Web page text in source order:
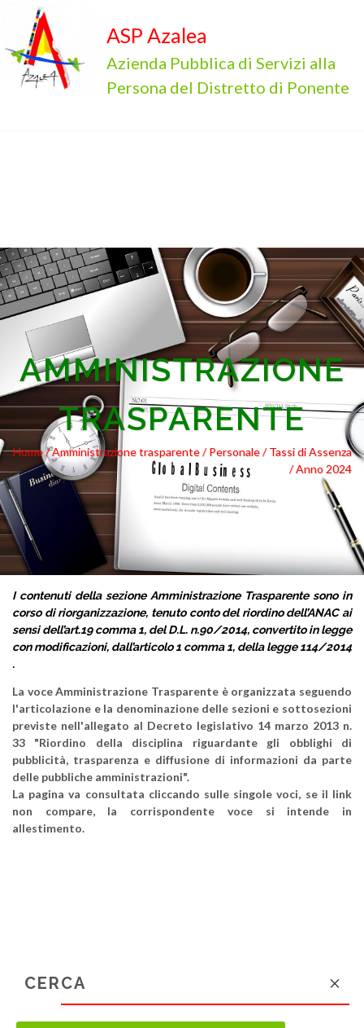
ASP Azalea
Azienda Pubblica di Servizi alla
Persona del Distretto di Ponente
AMMINISTRAZIONE
TRASPARENTE
Home /Amministrazione trasparente/ Personale/ Tassi di Assenza
/ Anno 2024
I contenuti della sezione Amministrazione Trasparente sono in
corso di riorganizzazione, tenuto conto del riordino dell’ANAC ai
sensi dell’art.19 comma 1, del D.L. n.90/2014, convertito in legge
con modificazioni, dall’articolo 1 comma 1, della legge 114/2014
.
La voce Amministrazione Trasparente è organizzata seguendo
l'articolazione e la denominazione delle sezioni e sottosezioni
previste nell'allegato al Decreto legislativo 14 marzo 2013 n.
33 "Riordino della disciplina riguardante gli obblighi di
pubblicità, trasparenza e diffusione di informazioni da parte
delle pubbliche amministrazioni".
La pagina va consultata cliccando sulle singole voci, se il link
non compare, la corrispondente voce si intende in
allestimento.